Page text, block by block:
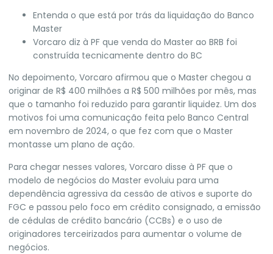
Entenda o que está por trás da liquidação do Banco
Master
Vorcaro diz à PF que venda do Master ao BRB foi
construída tecnicamente dentro do BC
No depoimento, Vorcaro afirmou que o Master chegou a
originar de R$ 400 milhões a R$ 500 milhões por mês, mas
que o tamanho foi reduzido para garantir liquidez. Um dos
motivos foi uma comunicação feita pelo Banco Central
em novembro de 2024, o que fez com que o Master
montasse um plano de ação.
Para chegar nesses valores, Vorcaro disse à PF que o
modelo de negócios do Master evoluiu para uma
dependência agressiva da cessão de ativos e suporte do
FGC e passou pelo foco em crédito consignado, a emissão
de cédulas de crédito bancário (CCBs) e o uso de
originadores terceirizados para aumentar o volume de
negócios.